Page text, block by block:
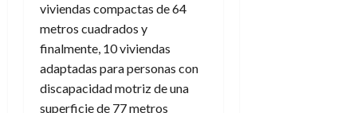
viviendas compactas de 64
metros cuadrados y
finalmente, 10 viviendas
adaptadas para personas con
discapacidad motriz de una
superficie de 77 metros